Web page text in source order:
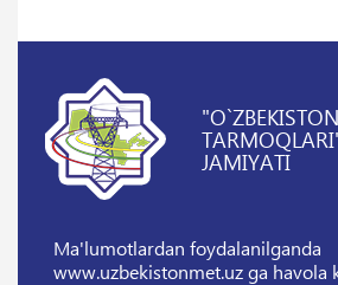
JAMIYATI
Ma'lumotlardan foydalanilganda
www.uzbekistonmet.uz ga havola